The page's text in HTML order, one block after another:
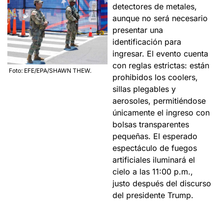
Foto: EFE/EPA/SHAWN THEW.
detectores de metales,
aunque no será necesario
presentar una
identificación para
ingresar. El evento cuenta
con reglas estrictas: están
prohibidos los coolers,
sillas plegables y
aerosoles, permitiéndose
únicamente el ingreso con
bolsas transparentes
pequeñas. El esperado
espectáculo de fuegos
artificiales iluminará el
cielo a las 11:00 p.m.,
justo después del discurso
del presidente Trump.